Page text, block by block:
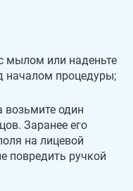
мылом или наденьте
началом процедуры;
возьмите один
Заранее его
на лицевой
повредить ручкой